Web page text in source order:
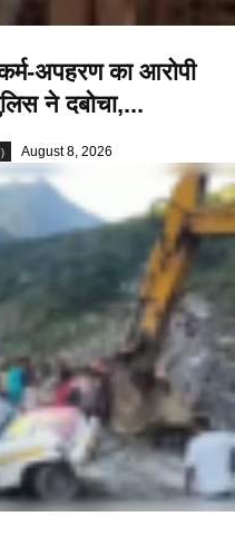
अपहरण का आरोपी
ने दबोचा,...
August 8, 2026